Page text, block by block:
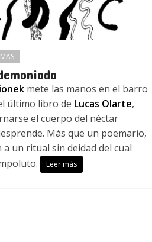
mete las manos en el barro
último libro de Lucas Olarte,
el cuerpo del néctar
Más que un poemario,
un ritual sin deidad del cual
Leer más